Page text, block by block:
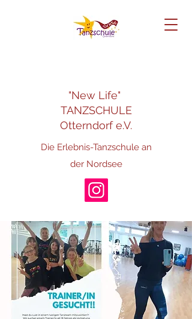
"New Life"
TANZSCHULE
Otterndorf e.V.
Die Erlebnis-Tanzschule an
der Nordsee